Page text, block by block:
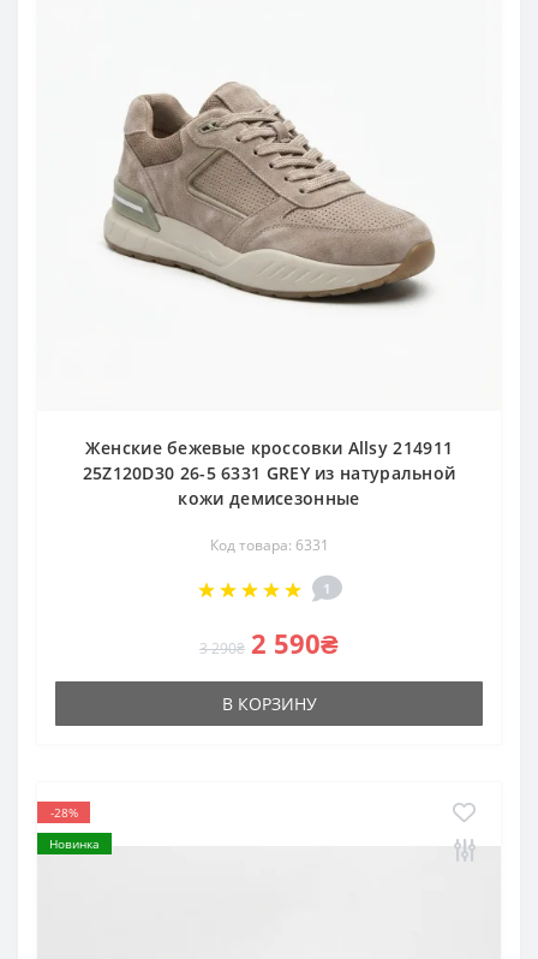
Женские бежевые кроссовки Allsy 214911
25Z120D30 26-5 6331 GREY из натуральной
кожи демисезонные
Код товара: 6331
1
3 290₴ 2 590₴
В КОРЗИНУ
-28%
Новинка